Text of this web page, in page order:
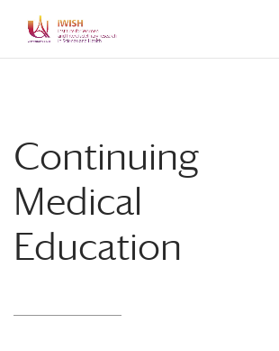
Content
navigation
Continuing
Medical
Education